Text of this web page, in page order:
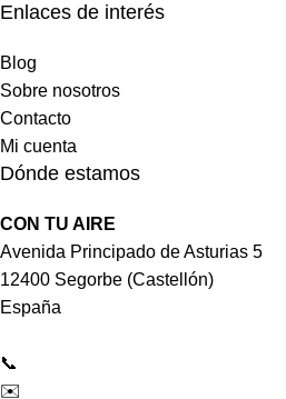
Enlaces de interés
Blog
Sobre nosotros
Contacto
Mi cuenta
Dónde estamos
CON TU AIRE
Avenida Principado de Asturias 5
12400 Segorbe (Castellón)
España
📞
✉️